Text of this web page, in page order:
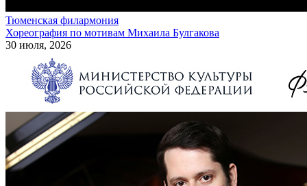
Тюменская филармония
Хореография по мотивам Михаила Булгакова
30 июля, 2026